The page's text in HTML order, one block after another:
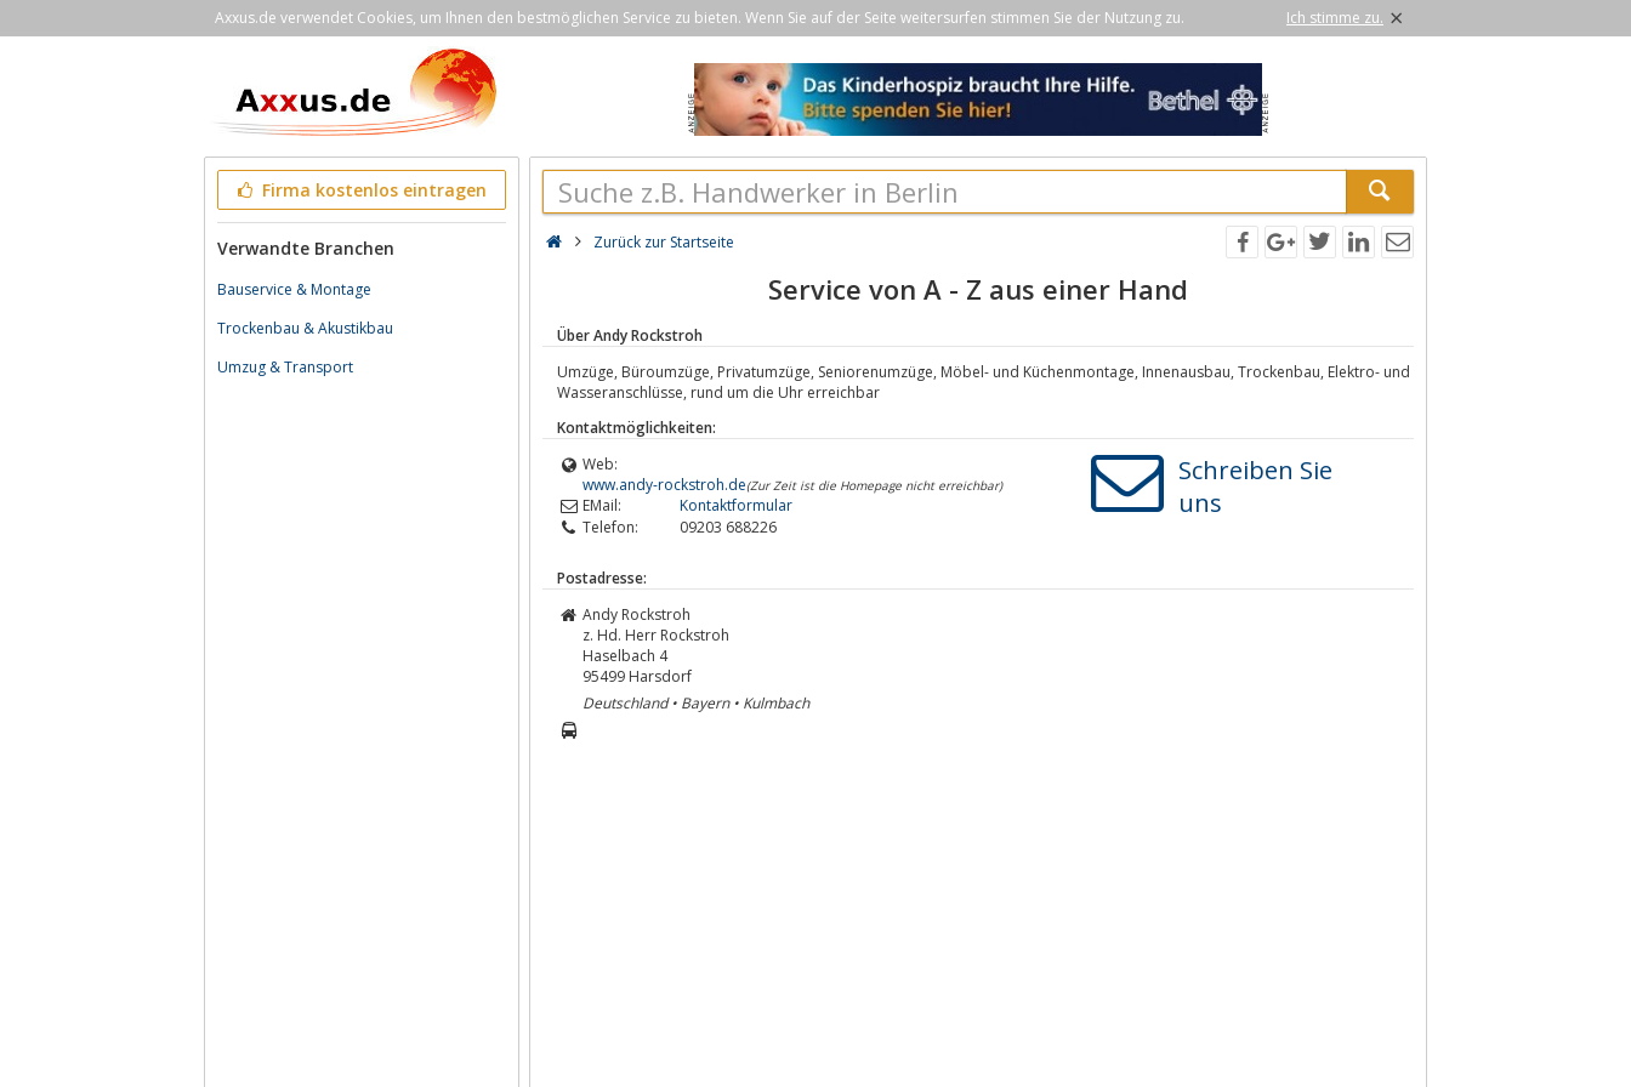
Axxus.de verwendet Cookies, um Ihnen den bestmöglichen Service zu bieten. Wenn Sie auf der Seite weitersurfen stimmen Sie der Nutzung zu. Ich stimme zu. ×
Firma kostenlos eintragen
Verwandte Branchen
Bauservice & Montage
Trockenbau & Akustikbau
Umzug & Transport
Zurück zur Startseite
Service von A - Z aus einer Hand
Über Andy Rockstroh
Umzüge, Büroumzüge, Privatumzüge, Seniorenumzüge, Möbel- und Küchenmontage, Innenausbau, Trockenbau, Elektro- und
Wasseranschlüsse, rund um die Uhr erreichbar
Kontaktmöglichkeiten:
Web:
www.andy-rockstroh.de(Zur Zeit ist die Homepage nicht erreichbar)
EMail:
Kontaktformular
Telefon:
09203 688226
Schreiben Sie
uns
Postadresse:
Andy Rockstroh
z. Hd. Herr Rockstroh
Haselbach 4
95499 Harsdorf
Deutschland • Bayern • Kulmbach